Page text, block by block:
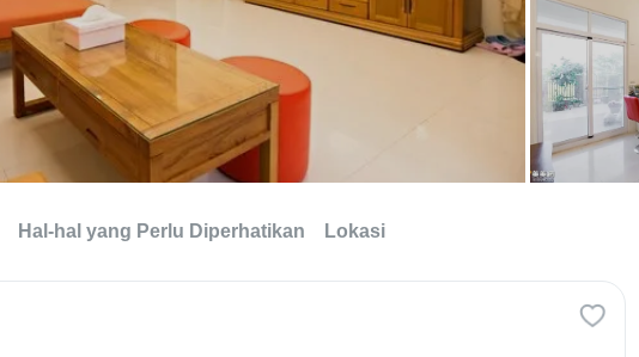
Hal-hal yang Perlu Diperhatikan Lokasi